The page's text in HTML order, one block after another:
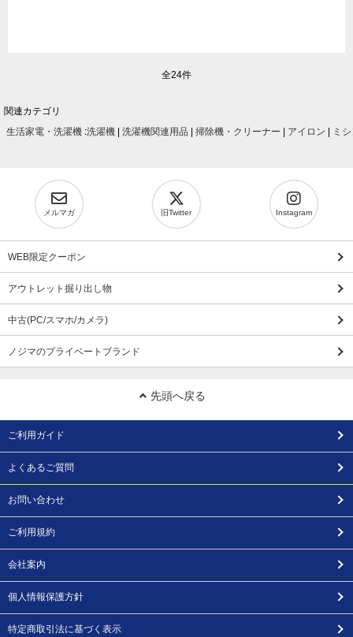
全24件
関連カテゴリ
生活家電・洗濯機 :洗濯機 | 洗濯機関連用品 | 掃除機・クリーナー | アイロン | ミ
メルマガ 旧Twitter Instagram
WEB限定クーポン
アウトレット掘り出し物
中古(PC/スマホ/カメラ)
ノジマのプライベートブランド
先頭へ戻る
ご利用ガイド
よくあるご質問
お問い合わせ
ご利用規約
会社案内
個人情報保護方針
特定商取引法に基づく表示